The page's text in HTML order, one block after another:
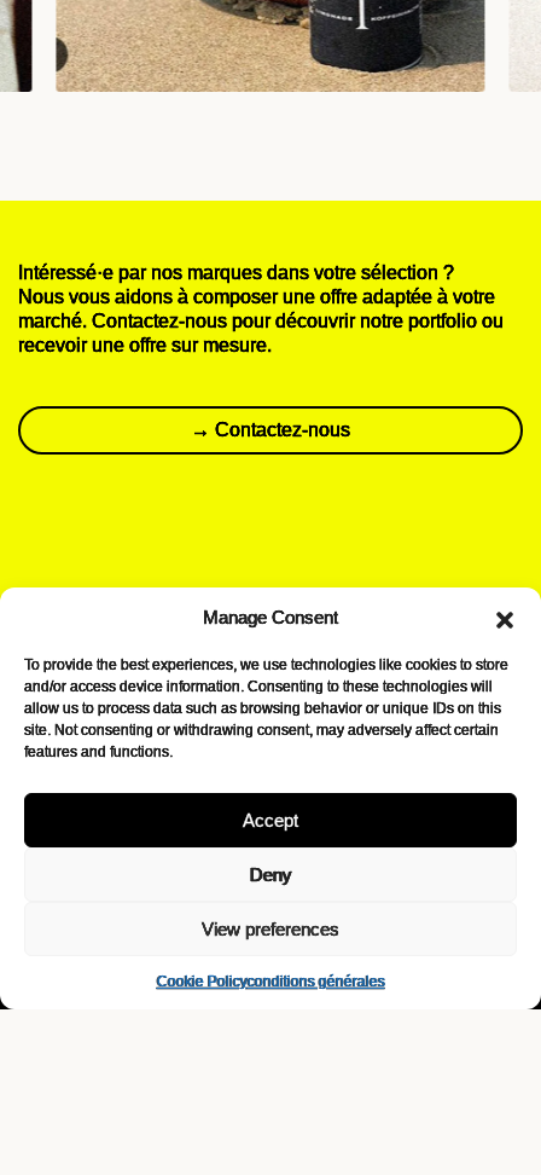
Manage Consent
To provide the best experiences, we use technologies like cookies to store
and/or access device information. Consenting to these technologies will
allow us to process data such as browsing behavior or unique IDs on this
site. Not consenting or withdrawing consent, may adversely affect certain
features and functions.
Accept
Deny
View preferences
Cookie Policyconditions générales
Intéressé·e par nos marques dans votre sélection ?
Nous vous aidons à composer une offre adaptée à votre
marché. Contactez-nous pour découvrir notre portfolio ou
recevoir une offre sur mesure.
→ Contactez-nous
discutons-en
info@lovibond-drinks.be
+32 2 315 52 34
Chaussée de la Hulpe 185
lovibond drinks.